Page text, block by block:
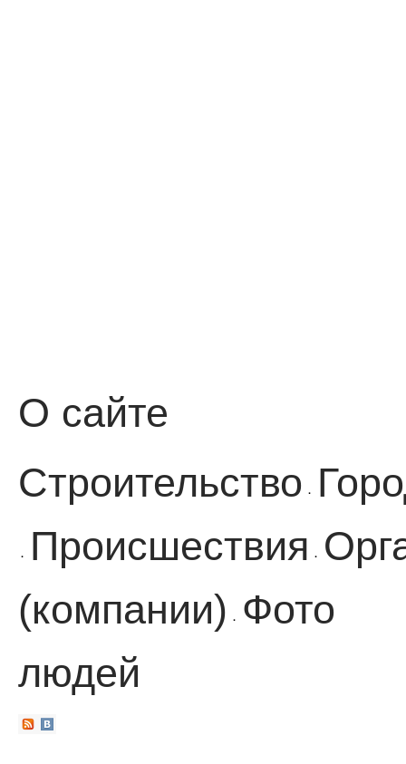
О сайте
Строительство ·
· Происшествия ·
(компании)
·
Фото
людей